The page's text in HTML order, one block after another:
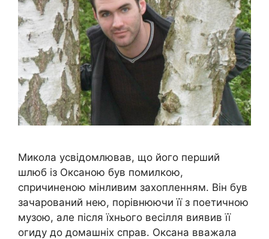
Микола усвідомлював, що його перший
шлюб із Оксаною був помилкою,
спричиненою мінливим захопленням. Він був
зачарований нею, порівнюючи її з поетичною
музою, але після їхнього весілля виявив її
огиду до домашніх справ. Оксана вважала